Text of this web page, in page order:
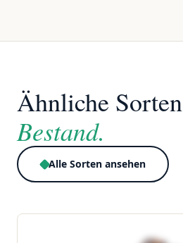
Ähnliche Sorten
Bestand.
Alle Sorten ansehen